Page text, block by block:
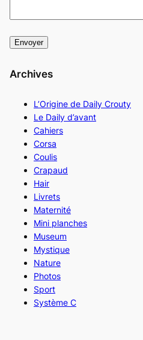
Archives
L’Origine de Daily Crouty
Le Daily d’avant
Cahiers
Corsa
Coulis
Crapaud
Hair
Livrets
Maternité
Mini planches
Museum
Mystique
Nature
Photos
Sport
Système C